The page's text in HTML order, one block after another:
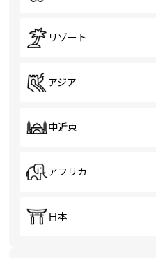
リゾート
アジア
中近東
アフリカ
日本